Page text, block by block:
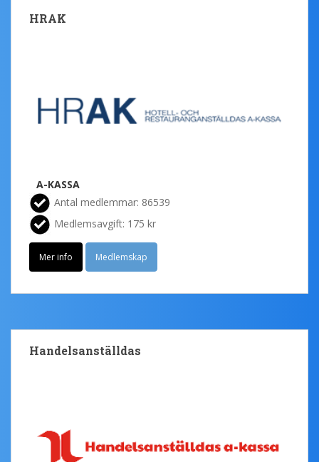
HRAK
A-KASSA
Antal medlemmar: 86539
Medlemsavgift: 175 kr
Mer info Medlemskap
Handelsanställdas